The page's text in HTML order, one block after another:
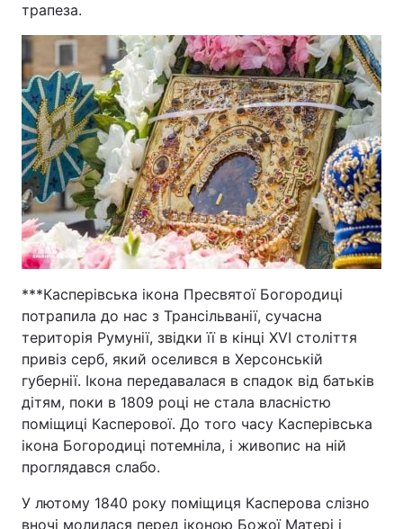
трапеза.
***Касперівська ікона Пресвятої Богородиці
потрапила до нас з Трансільванії, сучасна
територія Румунії, звідки її в кінці XVI століття
привіз серб, який оселився в Херсонській
губернії. Ікона передавалася в спадок від батьків
дітям, поки в 1809 році не стала власністю
поміщиці Касперової. До того часу Касперівська
ікона Богородиці потемніла, і живопис на ній
проглядався слабо.
У лютому 1840 року поміщиця Касперова слізно
вночі молилася перед іконою Божої Матері і